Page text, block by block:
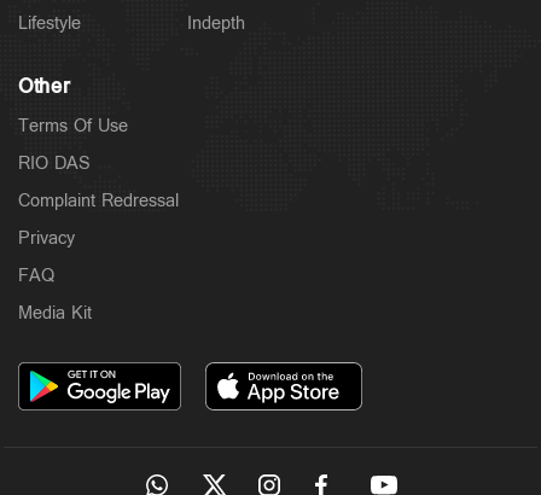
Lifestyle
Indepth
Other
Terms Of Use
RIO DAS
Complaint Redressal
Privacy
FAQ
Media Kit